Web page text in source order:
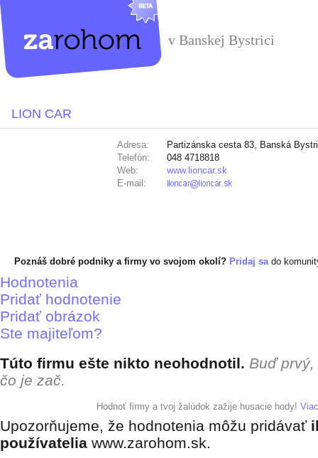
v Banskej Bystrici
LION CAR
Adresa:
Partizánska cesta 83, Banská
Telefón:
048 4718818
Web:
www.lioncar.sk
E-mail:
Poznáš dobré podniky a firmy vo svojom okolí? Pridaj sado
Hodnotenia
Pridať hodnotenie
Pridať obrázok
Ste majiteľom?
Túto firmu ešte nikto neohodnotil. Buď
čo je zač.
Hodnoť firmy a tvoj žalúdok zažije husacie hody! Viac
Upozorňujeme, že hodnotenia môžu pridávať
používatelia www.zarohom.sk.